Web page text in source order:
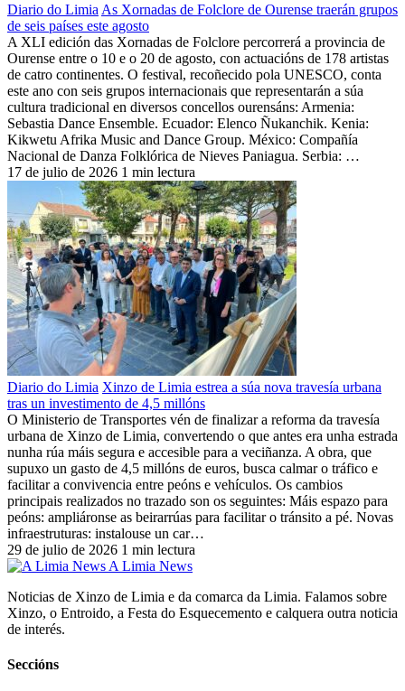
Diario do Limia As Xornadas de Folclore de Ourense traerán grupos
de seis países este agosto
A XLI edición das Xornadas de Folclore percorrerá a provincia de
Ourense entre o 10 e o 20 de agosto, con actuacións de 178 artistas
de catro continentes. O festival, recoñecido pola UNESCO, conta
este ano con seis grupos internacionais que representarán a súa
cultura tradicional en diversos concellos ourensáns: Armenia:
Sebastia Dance Ensemble. Ecuador: Elenco Ñukanchik. Kenia:
Kikwetu Afrika Music and Dance Group. México: Compañía
Nacional de Danza Folklórica de Nieves Paniagua. Serbia: …
17 de julio de 2026 1 min lectura
Diario do Limia Xinzo de Limia estrea a súa nova travesía urbana
tras un investimento de 4,5 millóns
O Ministerio de Transportes vén de finalizar a reforma da travesía
urbana de Xinzo de Limia, convertendo o que antes era unha estrada
nunha rúa máis segura e accesible para a veciñanza. A obra, que
supuxo un gasto de 4,5 millóns de euros, busca calmar o tráfico e
facilitar a convivencia entre peóns e vehículos. Os cambios
principais realizados no trazado son os seguintes: Máis espazo para
peóns: ampliáronse as beirarrúas para facilitar o tránsito a pé. Novas
infraestruturas: instalouse un car…
29 de julio de 2026 1 min lectura
A Limia News
Noticias de Xinzo de Limia e da comarca da Limia. Falamos sobre
Xinzo, o Entroido, a Festa do Esquecemento e calquera outra noticia
de interés.
Seccións